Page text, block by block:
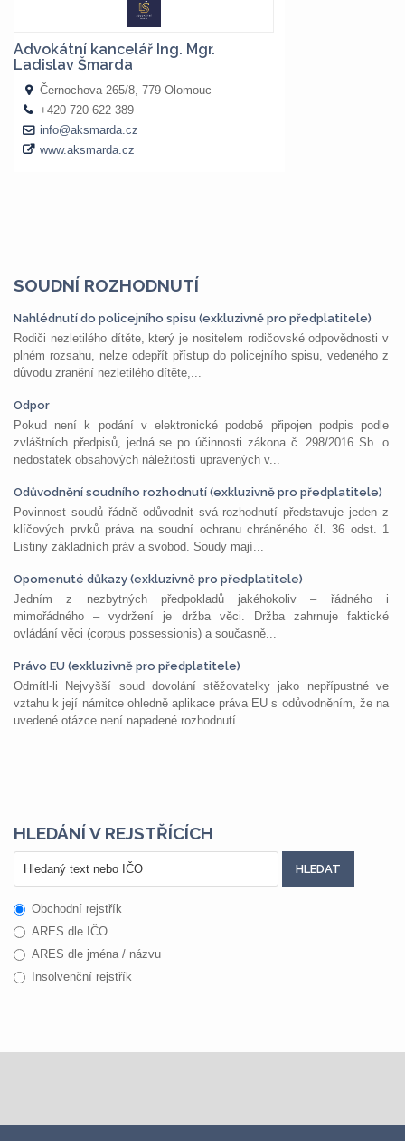
SOUDNÍ ROZHODNUTÍ
Nahlédnutí do policejního spisu (exkluzivně pro předplatitele)
Rodiči nezletilého dítěte, který je nositelem rodičovské odpovědnosti v
plném rozsahu, nelze odepřít přístup do policejního spisu, vedeného z
důvodu zranění nezletilého dítěte,...
Odpor
Pokud není k podání v elektronické podobě připojen podpis podle
zvláštních předpisů, jedná se po účinnosti zákona č. 298/2016 Sb. o
nedostatek obsahových náležitostí upravených v...
Odůvodnění soudního rozhodnutí (exkluzivně pro předplatitele)
Povinnost soudů řádně odůvodnit svá rozhodnutí představuje jeden z
klíčových prvků práva na soudní ochranu chráněného čl. 36 odst. 1
Listiny základních práv a svobod. Soudy mají...
Opomenuté důkazy (exkluzivně pro předplatitele)
Jedním z nezbytných předpokladů jakéhokoliv – řádného i
mimořádného – vydržení je držba věci. Držba zahrnuje faktické
ovládání věci (corpus possessionis) a současně...
Právo EU (exkluzivně pro předplatitele)
Odmítl-li Nejvyšší soud dovolání stěžovatelky jako nepřípustné ve
vztahu k její námitce ohledně aplikace práva EU s odůvodněním, že na
uvedené otázce není napadené rozhodnutí...
HLEDÁNÍ V REJSTŘÍCÍCH
Obchodní rejstřík
ARES dle IČO
ARES dle jména / názvu
Insolvenční rejstřík